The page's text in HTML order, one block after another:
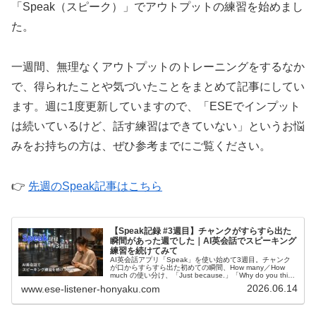
「Speak（スピーク）」でアウトプットの練習を始めまし
た。
一週間、無理なくアウトプットのトレーニングをするなか
で、得られたことや気づいたことをまとめて記事にしてい
ます。週に1度更新していますので、「ESEでインプット
は続いているけど、話す練習はできていない」というお悩
みをお持ちの方は、ぜひ参考までにご覧ください。
👉 先週のSpeak記事はこちら
【Speak記録 #3週目】チャンクがすらすら出た
瞬間があった週でした｜AI英会話でスピーキング
練習を続けてみて
AI英会話アプリ「Speak」を使い始めて3週目。チャンク
が口からすらすら出た初めての瞬間、How many／How
much の使い分け、「Just because.」「Why do you think
記録。
www.ese-listener-honyaku.com 2026.06.14